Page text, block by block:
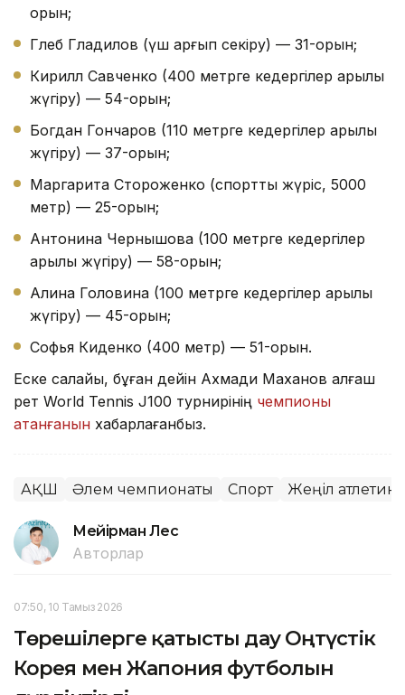
орын;
Глеб Гладилов (үш қарғып секіру) — 31-орын;
Кирилл Савченко (400 метрге кедергілер арқылы
жүгіру) — 54-орын;
Богдан Гончаров (110 метрге кедергілер арқылы
жүгіру) — 37-орын;
Маргарита Стороженко (спорттық жүріс, 5000
метр) — 25-орын;
Антонина Чернышова (100 метрге кедергілер
арқылы жүгіру) — 58-орын;
Алина Головина (100 метрге кедергілер арқылы
жүгіру) — 45-орын;
Софья Киденко (400 метр) — 51-орын.
Еске салайық, бұған дейін Ахмади Маханов алғаш
рет World Tennis J100 турнирінің чемпионы
атанғанын хабарлағанбыз.
АҚШ Әлем чемпионаты Спорт Жеңіл атлетика
Мейірман Лес
Авторлар
07:50, 10 Тамыз 2026
Төрешілерге қатысты дау Оңтүстік
Корея мен Жапония футболын